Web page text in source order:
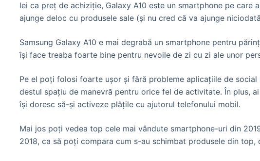
lei ca preț de achiziție, Galaxy A10 este un smartphone pe care
ajunge deloc cu produsele sale (și nu cred că va ajunge
Samsung Galaxy A10 e mai degrabă un smartphone pentru
își face treaba foarte bine pentru nevoile de zi cu zi ale unor
Pe el poți folosi foarte ușor și fără probleme aplicațiile de
destul spațiu de manevră pentru orice fel de activitate. În plus,
își doresc să-și activeze plățile cu ajutorul telefonului mobil.
Mai jos poți vedea top cele mai vândute smartphone-uri din
2018, ca să poți compara cum s-au schimbat produsele din